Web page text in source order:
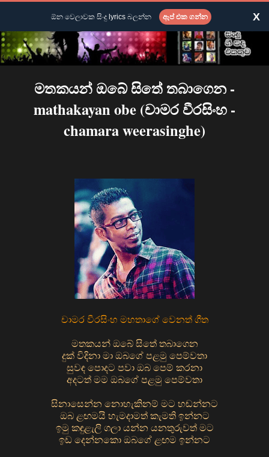
මතකයන් ඔබේ සිතේ තබාගෙන -
mathakayan obe (චාමර වීරසිංහ -
chamara weerasinghe)
චාමර වීරසිංහ මහතාගේ වෙනත් ගීත
මතකයන් ඔබේ සිතේ තබාගෙන
දුක් විදිනා මා ඔබගේ පළමු පෙම්වතා
සුවඳ පොදට පවා ඔබ පෙම් කරනා
අදටත් මම ඔබගේ පළමු පෙම්වතා
සිනාසෙන්න නොහැකිනම් මට හඬන්නට
ඔබ ළඟමයි හැමදාමත් කැමති ඉන්නට
ඉමු කඳුළැලි ගලා යන්න යනතුරුවත් මට
ඉඩ දෙන්නකො ඔබගේ ළඟම ඉන්නට
ඕන වෙලාවක සිංදු lyrics බලන්න ඇප් එක ගන්න X